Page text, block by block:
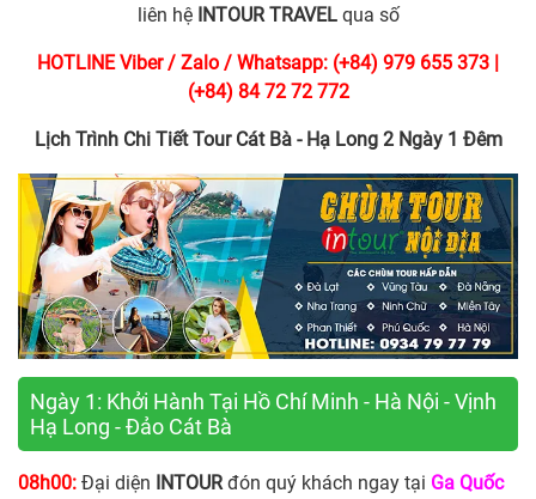
liên hệ INTOUR TRAVELqua số
HOTLINE Viber / Zalo / Whatsapp: (+84) 979 655 373 |
(+84) 84 72 72 772
Lịch Trình Chi Tiết Tour Cát Bà - Hạ Long 2 Ngày 1 Đêm
Ngày 1: Khởi Hành Tại Hồ Chí Minh - Hà Nội - Vịnh
Hạ Long - Đảo Cát Bà
08h00: Đại diện INTOURđón quý khách ngay tại Ga Quốc